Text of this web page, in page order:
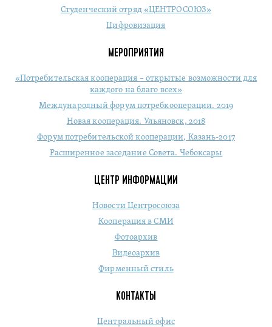
Студенческий отряд «ЦЕНТРОСОЮЗ»
Цифровизация
МЕРОПРИЯТИЯ
«Потребительская кооперация – открытые возможности для
каждого на благо всех»
Международный форум потребкооперации. 2019
Новая кооперация. Ульяновск, 2018
Форум потребительской кооперации, Казань-2017
Расширенное заседание Совета. Чебоксары
ЦЕНТР ИНФОРМАЦИИ
Новости Центросоюза
Кооперация в СМИ
Фотоархив
Видеоархив
Фирменный стиль
КОНТАКТЫ
Центральный офис